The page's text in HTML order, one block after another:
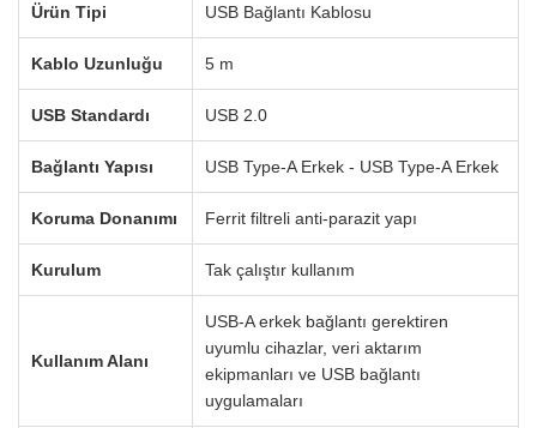
Ürün Tipi USB Bağlantı Kablosu
Kablo Uzunluğu 5 m
USB Standardı USB 2.0
Bağlantı Yapısı USB Type-A Erkek - USB Type-A Erkek
Koruma Donanımı Ferrit filtreli anti-parazit yapı
Kurulum Tak çalıştır kullanım
Kullanım Alanı
USB-A erkek bağlantı gerektiren
uyumlu cihazlar, veri aktarım
ekipmanları ve USB bağlantı
uygulamaları